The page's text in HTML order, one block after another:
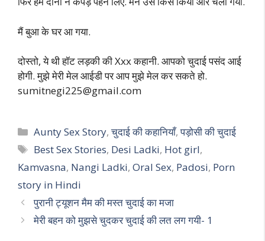
मैं बुआ के घर आ गया.
दोस्तो, ये थी हॉट लड़की की Xxx कहानी. आपको चुदाई पसंद आई
होगी. मुझे मेरी मेल आईडी पर आप मुझे मेल कर सकते हो.
sumitnegi225@gmail.com
Categories
Aunty Sex Story,चुदाई की कहानियाँ,पड़ोसी की चुदाई
Tags
Best Sex Stories, Desi Ladki, Hot girl,
Kamvasna, Nangi Ladki, Oral Sex, Padosi, Porn
story in Hindi
पुरानी ट्यूशन मैम की मस्त चुदाई का मजा
मेरी बहन को मुझसे चुदकर चुदाई की लत लग गयी- 1